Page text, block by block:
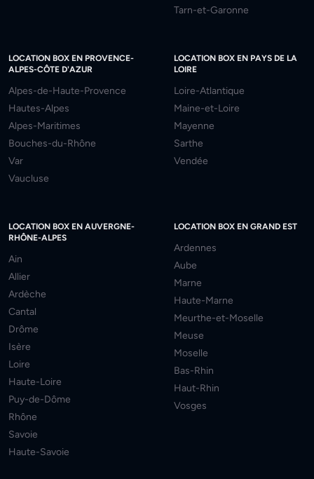
Tarn-et-Garonne
LOCATION BOX EN PROVENCE-
ALPES-CÔTE D'AZUR
Alpes-de-Haute-Provence
Hautes-Alpes
Alpes-Maritimes
Bouches-du-Rhône
Var
Vaucluse
LOCATION BOX EN PAYS DE LA
LOIRE
Loire-Atlantique
Maine-et-Loire
Mayenne
Sarthe
Vendée
LOCATION BOX EN AUVERGNE-
RHÔNE-ALPES
Ain
Allier
Ardèche
Cantal
Drôme
Isère
Loire
Haute-Loire
Puy-de-Dôme
Rhône
Savoie
Haute-Savoie
LOCATION BOX EN GRAND EST
Ardennes
Aube
Marne
Haute-Marne
Meurthe-et-Moselle
Meuse
Moselle
Bas-Rhin
Haut-Rhin
Vosges